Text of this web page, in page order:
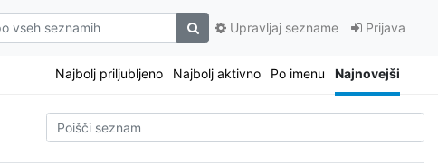
Prijava
Upravljaj sezname
Najbolj priljubljeno Najbolj aktivno Po imenu Najnovejši